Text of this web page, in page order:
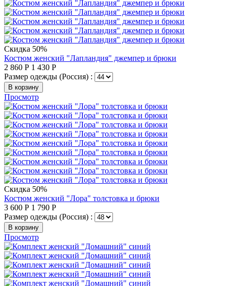
Скидка 50%
Костюм женский "Лапландия" джемпер и брюки
2 860 Р 1 430 Р
Размер одежды (Россия) :
В корзину
Просмотр
Скидка 50%
Костюм женский "Лора" толстовка и брюки
3 600 Р 1 790 Р
Размер одежды (Россия) :
В корзину
Просмотр